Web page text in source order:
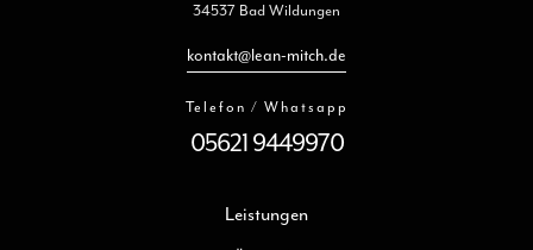
34537 Bad Wildungen
kontakt@lean-mitch.de
Telefon / Whatsapp
05621 9449970
Leistungen